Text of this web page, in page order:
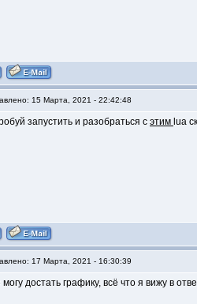
15 Марта, 2021 - 22:42:48
запустить и разобраться с этим lua
17 Марта, 2021 - 16:30:39
достать графику, всё что я вижу в